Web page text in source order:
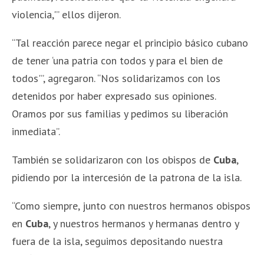
violencia,'” ellos dijeron.
“Tal reacción parece negar el principio básico cubano
de tener ‘una patria con todos y para el bien de
todos'”, agregaron. “Nos solidarizamos con los
detenidos por haber expresado sus opiniones.
Oramos por sus familias y pedimos su liberación
inmediata”.
También se solidarizaron con los obispos de Cuba,
pidiendo por la intercesión de la patrona de la isla.
“Como siempre, junto con nuestros hermanos obispos
en Cuba, y nuestros hermanos y hermanas dentro y
fuera de la isla, seguimos depositando nuestra